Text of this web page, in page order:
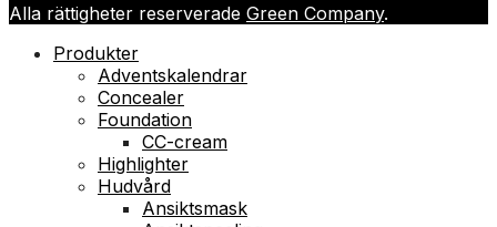
Alla rättigheter reserverade Green Company.
Produkter
Adventskalendrar
Concealer
Foundation
CC-cream
Highlighter
Hudvård
Ansiktsmask